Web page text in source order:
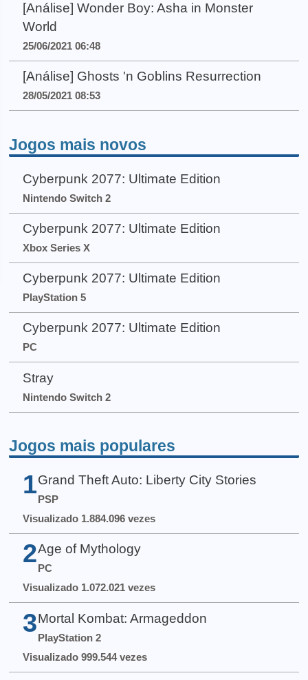
[Análise] Wonder Boy: Asha in Monster
World
25/06/2021 06:48
[Análise] Ghosts 'n Goblins Resurrection
28/05/2021 08:53
Jogos mais novos
Cyberpunk 2077: Ultimate Edition
Nintendo Switch 2
Cyberpunk 2077: Ultimate Edition
Xbox Series X
Cyberpunk 2077: Ultimate Edition
PlayStation 5
Cyberpunk 2077: Ultimate Edition
PC
Stray
Nintendo Switch 2
Jogos mais populares
1 Grand Theft Auto: Liberty City Stories
PSP
Visualizado 1.884.096 vezes
2 Age of Mythology
PC
Visualizado 1.072.021 vezes
3 Mortal Kombat: Armageddon
PlayStation 2
Visualizado 999.544 vezes